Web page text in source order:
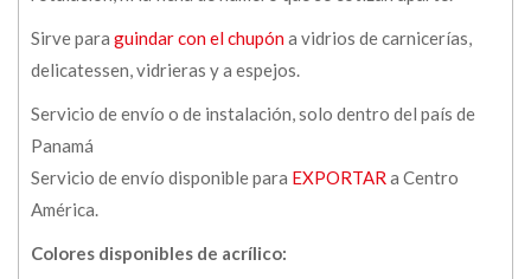
Sirve para guindar con el chupóna vidrios de carnicerías,
delicatessen, vidrieras y a espejos.
Servicio de envío o de instalación, solo dentro del país de
Panamá
Servicio de envío disponible para EXPORTAR a Centro
América.
Colores disponibles de acrílico: